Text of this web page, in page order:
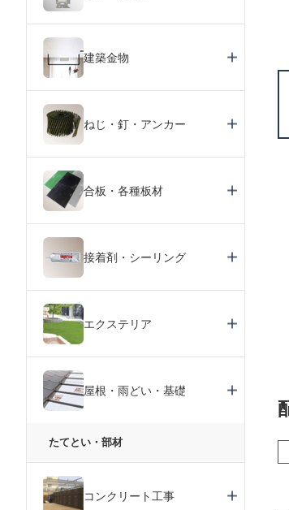
建築金物
ねじ・釘・アンカー
合板・各種板材
接着剤・シーリング
エクステリア
屋根・雨どい・基礎
たてとい・部材
コンクリート工事